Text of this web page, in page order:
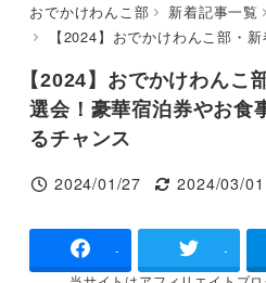
おでかけわんこ部 新着記事一覧
【2024】おでかけわんこ部・新春お楽しみ大抽選会！
【2024】おでかけわんこ
選会！豪華宿泊券やお食
るチャンス
投稿日
2024/01/27
更新日
2024/03/01
- -